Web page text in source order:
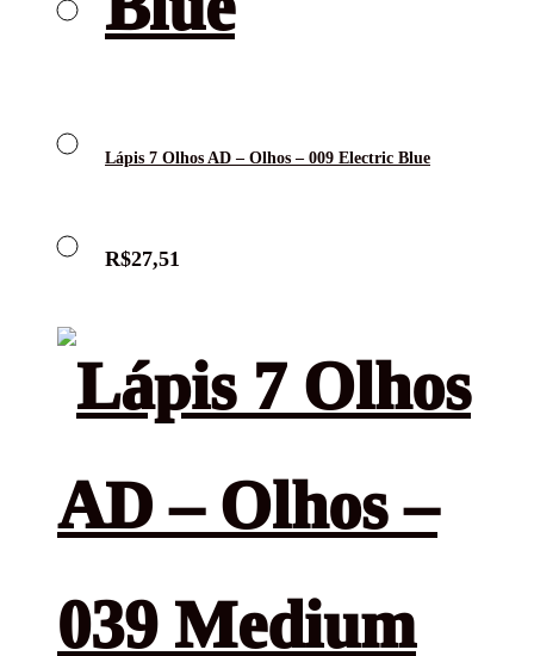
Lápis 7 Olhos AD – Olhos – 009 Electric Blue
R$27,51